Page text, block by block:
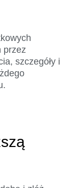
przez
szczegóły i